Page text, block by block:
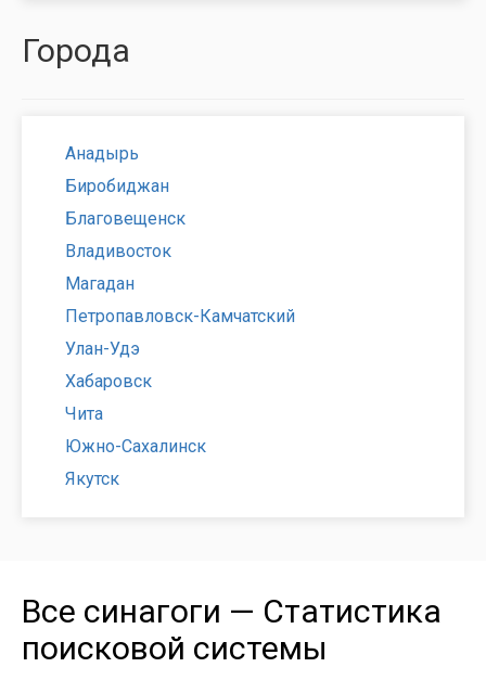
Города
Анадырь
Биробиджан
Благовещенск
Владивосток
Магадан
Петропавловск-Камчатский
Улан-Удэ
Хабаровск
Чита
Южно-Сахалинск
Якутск
Все синагоги — Статистика
поисковой системы